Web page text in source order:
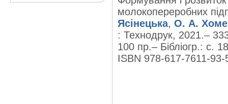
молокопереробних
Ясінецька, О. А.
: Технодрук, 2021.–
100 пр.– Бібліогр.: с.
ISBN 978-617-7611-93-